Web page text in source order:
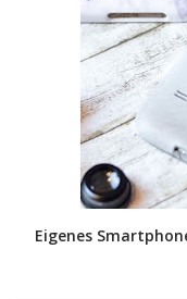
Eigenes